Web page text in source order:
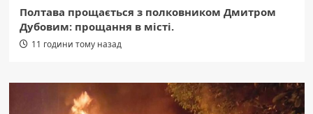
Полтава прощається з полковником Дмитром
Дубовим: прощання в місті.
11 години тому назад